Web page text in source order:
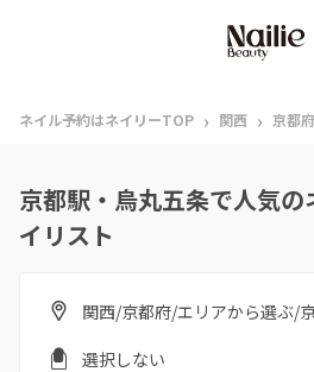
ネイル予約はネイリーTOP › 関西 › 京都府
京都駅・烏丸五条で人気
イリスト
関西/京都府/エリアから選ぶ/
選択しない